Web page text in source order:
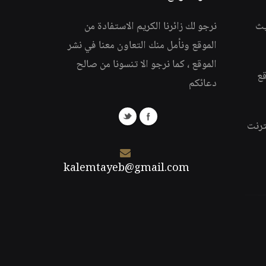
نرجو لك زائرنا الكريم الاستفادة من
الموقع ونأمل منك التعاون معنا في نشر
الموقع ، كما نرجو الا تنسونا من صالح
دعائكم
kalemtayeb@gmail.com